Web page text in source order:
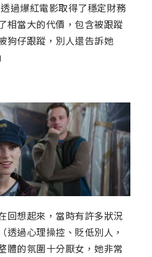
過爆紅電影取得了穩定財務
相當大的代價，包含被跟蹤
狗仔跟蹤，別人還告訴她
回想起來，當時有許多狀況
透過心理操控、貶低別人，
體的氛圍十分厭女，她非常